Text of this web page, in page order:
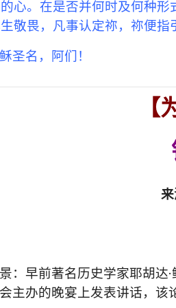
心。在是否并何时及何种
敬畏，凡事认定祢，祢便指
圣名，阿们！
【
景：早前著名历史学家耶胡
主办的晚宴上发表讲话，该